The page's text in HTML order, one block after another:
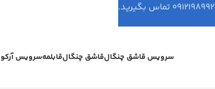
سرویس قاشق چنگالقاشق چنگالقابلمهسرویس